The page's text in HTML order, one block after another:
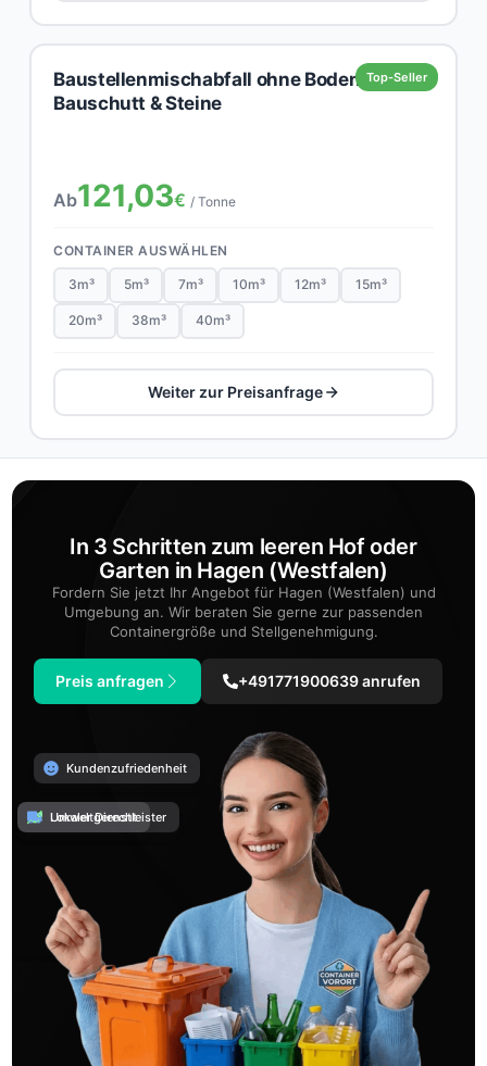
Top-Seller
Baustellenmischabfall ohne Boden,
Bauschutt & Steine
Ab121,03€ / Tonne
CONTAINER AUSWÄHLEN
3m³ 5m³ 7m³ 10m³ 12m³ 15m³
20m³ 38m³ 40m³
Weiter zur Preisanfrage
In 3 Schritten zum leeren Hof oder
Garten in Hagen (Westfalen)
Fordern Sie jetzt Ihr Angebot für Hagen (Westfalen) und
Umgebung an. Wir beraten Sie gerne zur passenden
Containergröße und Stellgenehmigung.
Preis anfragen +491771900639 anrufen
Kundenzufriedenheit
Umweltgerecht
Lokaler Dienstleister